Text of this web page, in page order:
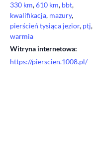
330 km,610 km, bbt,
kwalifikacja, mazury,
pierścień tysiąca jezior, ptj,
warmia
Witryna internetowa:
https://pierscien.1008.pl/